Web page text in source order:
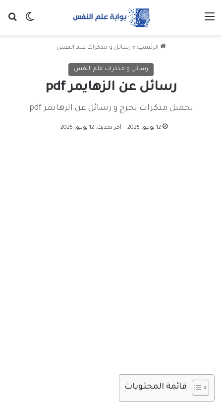
الرئيسية » رسائل و مذكرات علم النفس
رسائل و مذكرات علم النفس
رسائل عن الزهايمر pdf
تحميل مذكرات تخرج و رسائل عن الزهايمر pdf
12 يونيو، 2025 آخر تحديث: 12 يونيو، 2025
قائمة المحتويات